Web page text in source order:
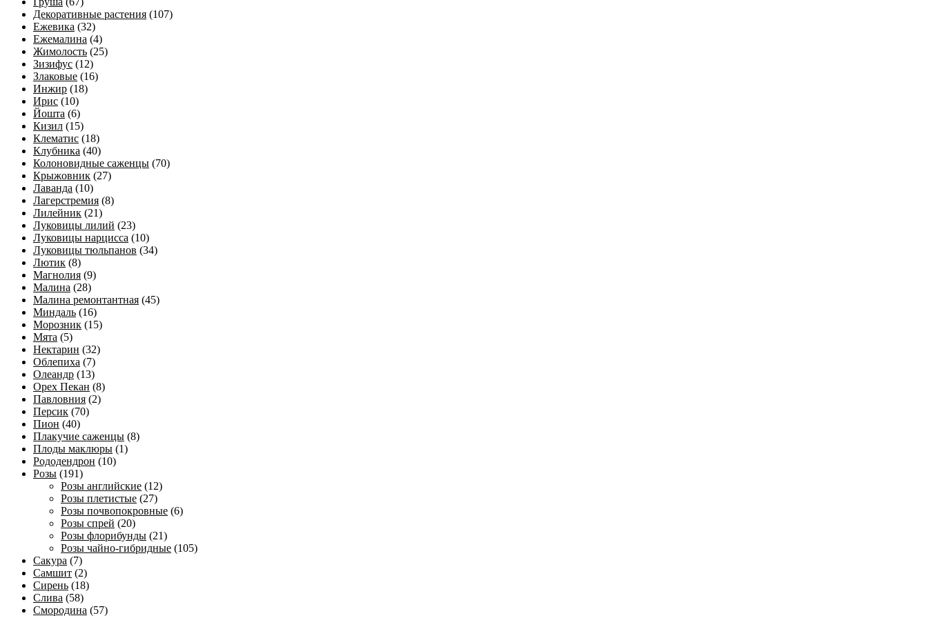
Декоративные растения (107)
Ежевика (32)
Ежемалина (4)
Жимолость (25)
Зизифус (12)
Злаковые (16)
Инжир (18)
Ирис (10)
Йошта (6)
Кизил (15)
Клематис (18)
Клубника (40)
Колоновидные саженцы (70)
Крыжовник (27)
Лаванда (10)
Лагерстремия (8)
Лилейник (21)
Луковицы лилий (23)
Луковицы нарцисса (10)
Луковицы тюльпанов (34)
Лютик (8)
Магнолия (9)
Малина (28)
Малина ремонтантная (45)
Миндаль (16)
Морозник (15)
Мята (5)
Нектарин (32)
Облепиха (7)
Олеандр (13)
Орех Пекан (8)
Павловния (2)
Персик (70)
Пион (40)
Плакучие саженцы (8)
Плоды маклюры (1)
Рододендрон (10)
Розы (191)
Розы английские (12)
Розы плетистые (27)
Розы почвопокровные (6)
Розы спрей (20)
Розы флорибунды (21)
Розы чайно-гибридные (105)
Сакура (7)
Самшит (2)
Сирень (18)
Слива (58)
Смородина (57)